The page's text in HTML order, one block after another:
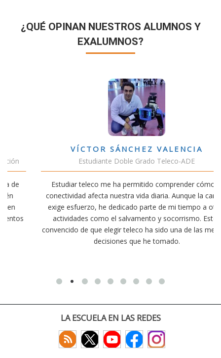
¿QUÉ OPINAN NUESTROS ALUMNOS Y
EXALUMNOS?
VÍCTOR SÁNCHEZ VALENCIA
Estudiante Doble Grado Teleco-ADE
Estudiar teleco me ha permitido comprender cómo la
conectividad afecta nuestra vida diaria. Aunque la carrera
exige esfuerzo, he dedicado parte de mi tiempo a otras
actividades como el salvamento y socorrismo. Estoy
convencido de que elegir teleco ha sido una de las mejores
decisiones que he tomado.
LA ESCUELA EN LAS REDES